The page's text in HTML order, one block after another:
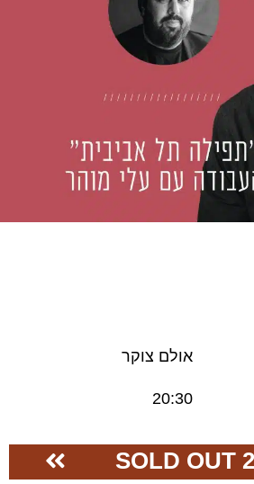
אולם צוקר
20:30
SOLD OUT